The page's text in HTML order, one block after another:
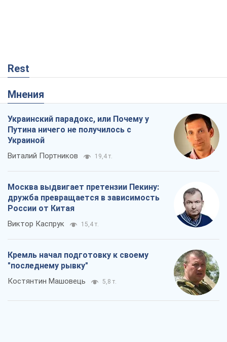
Rest
Мнения
Украинский парадокс, или Почему у
Путина ничего не получилось с
Украиной
Виталий Портников 19,4 т.
Москва выдвигает претензии Пекину:
дружба превращается в зависимость
России от Китая
Виктор Каспрук 15,4 т.
Кремль начал подготовку к своему
"последнему рывку"
Костянтин Машовець 5,8 т.